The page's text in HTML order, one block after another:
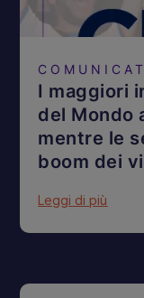
I maggiori
del Mondo
mentre le
boom dei
Leggi di più